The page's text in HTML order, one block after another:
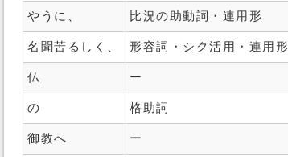
やうに、 比況の助動詞・連用形
名聞苦るしく、 形容詞・シク活用・連用形
仏 ー
の 格助詞
御教へ ー